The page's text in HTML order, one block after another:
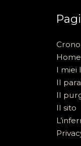
Home
I miei
Il
Il
Il sito